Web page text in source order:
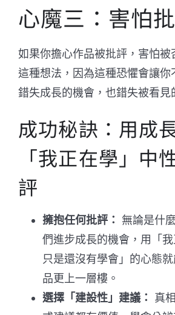
心魔三：害怕
如果你擔心作品被批評，害怕被
這種想法，因為這種恐懼會讓你
錯失成長的機會，也錯失被看見
成功秘訣：用成
「我正在學」中
評
擁抱任何批評：
無論是什
們進步成長的機會，用「
只是還沒有學會」的心態
品更上一層樓。
選擇「建設性」建議：
真